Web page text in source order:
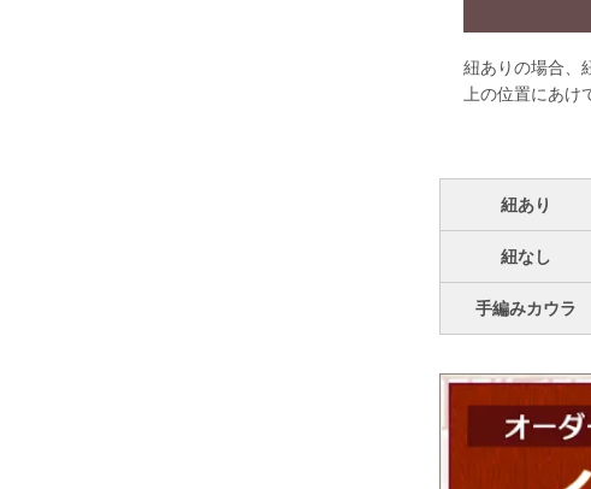
紐ありの場合、
上の位置にあけ
紐あり
紐なし
手編みカウラ